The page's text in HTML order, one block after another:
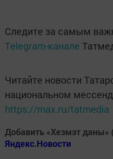
Следите за самым
Telegram-канале
Читайте новости
национальном
https://max.ru/tatmedia
Добавить «Хезмэт даны»
Яндекс.Новости